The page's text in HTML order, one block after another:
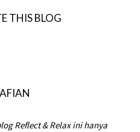
THIS BLOG
Reflect & Relax ini hanya